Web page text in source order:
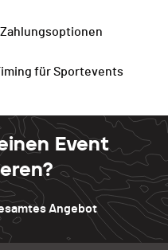
für Sportevents
Event
Angebot